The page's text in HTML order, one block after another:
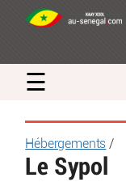
☰
Hébergements /
Le Sypol